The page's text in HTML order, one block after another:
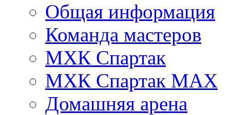
Общая информация
Команда мастеров
МХК Спартак
МХК Спартак МАХ
Домашняя арена